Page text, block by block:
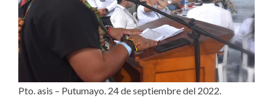
Pto. asis – Putumayo. 24 de septiembre del 2022.